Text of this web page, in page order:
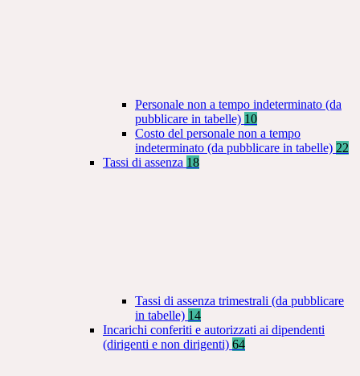
Personale non a tempo indeterminato (da
pubblicare in tabelle) 10
Costo del personale non a tempo
indeterminato (da pubblicare in tabelle) 22
Tassi di assenza 18
Tassi di assenza trimestrali (da pubblicare
in tabelle) 14
Incarichi conferiti e autorizzati ai dipendenti
(dirigenti e non dirigenti) 64